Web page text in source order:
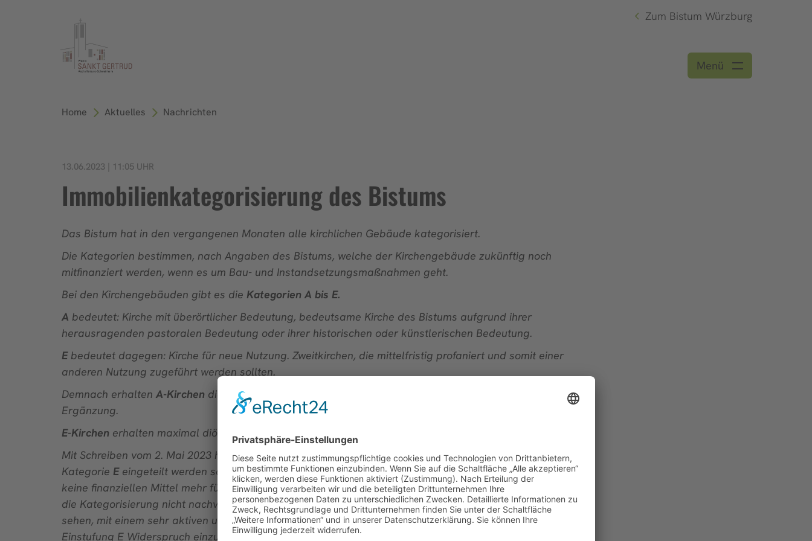
Zum Bistum Würzburg
Menü
Home Aktuelles Nachrichten
13.06.2023 | 11:05 UHR
Immobilienkategorisierung des Bistums
Das Bistum hat in den vergangenen Monaten alle kirchlichen Gebäude kategorisiert.
Die Kategorien bestimmen, nach Angaben des Bistums, welche der Kirchengebäude zukünftig noch
mitfinanziert werden, wenn es um Bau- und Instandsetzungsmaßnahmen geht.
Bei den Kirchengebäuden gibt es die Kategorien A bis E.
A bedeutet: Kirche mit überörtlicher Bedeutung, bedeutsame Kirche des Bistums aufgrund ihrer
herausragenden pastoralen Bedeutung oder ihrer historischen oder künstlerischen Bedeutung.
E bedeutet dagegen: Kirche für neue Nutzung. Zweitkirchen, die mittelfristig profaniert und somit einer
anderen Nutzung zugeführt werden sollten.
Demnach erhalten A-Kirchen diözesane Zuschüsse für Generalsanierung, Ausstattung sowie bauliche
Ergänzung.
E-Kirchen erhalten maximal diözesane Zuschüsse für die Verkehrssicherheit im Außenbereich.
Mit Schreiben vom 2. Mai 2023 hat das Bistum mitgeteilt, dass unsere Kirche St. Gertrud in die
Kategorie Eeingeteilt werden soll. Einzelheiten sind auf unserer Homepage abrufbar. Damit erhalten wir
keine finanziellen Mittel mehr für den Erhalt unserer Kirche. Gemeindeteam und Kirchenverwaltung können
die Kategorisierung nicht nachvollziehen, weil sie durchaus für St. Gertrud eine überörtliche Bedeutung
sehen, mit einem sehr aktiven und vielfältigen Gemeindeleben. Sie haben daher beschlossen, gegen die
Einstufung E Widerspruch einzulegen.